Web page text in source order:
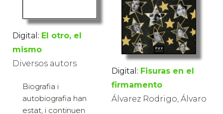
Digital: El otro, el
mismo
Diversos autors
Biografia i
autobiografia han
estat, i continuen
Digital: Fisuras en el
firmamento
Álvarez Rodrigo, Álvaro